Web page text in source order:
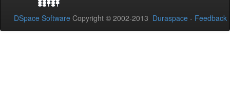
DSpace Software Copyright © 2002-2013 Duraspace - Feedback